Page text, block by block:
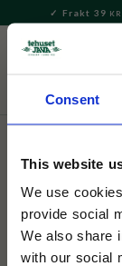
Consent
This website
We use
provide social
We also share
with our social
Meny
Frakt 39 KR
Presenter och
Tehuset Java
En